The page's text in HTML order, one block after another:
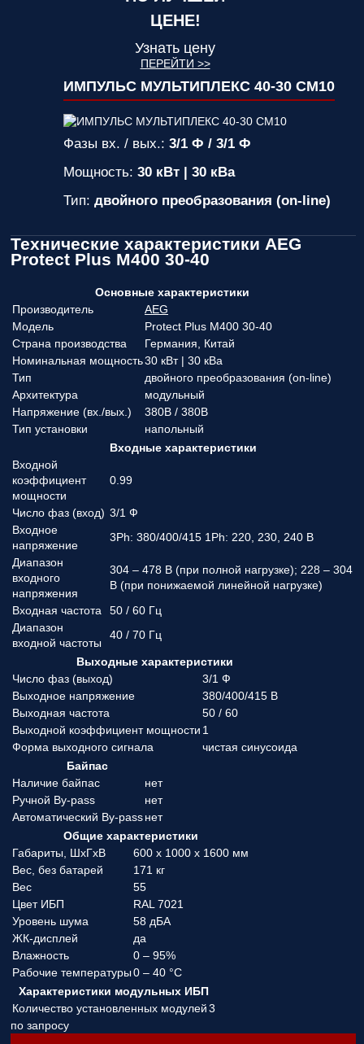
ЦЕНЕ!
Узнать цену
ПЕРЕЙТИ >>
ИМПУЛЬС МУЛЬТИПЛЕКС 40-30 СМ10
Фазы вх. / вых.: 3/1 Ф / 3/1 Ф
Мощность: 30 кВт | 30 кВа
Тип: двойного преобразования (on-line)
Технические характеристики AEG
Protect Plus M400 30-40
Основные характеристики
Производитель
AEG
Модель
Protect Plus M400 30-40
Страна производства
Германия, Китай
Номинальная мощность30 кВт | 30 кВа
Тип
двойного преобразования (on-line)
Архитектура
модульный
Напряжение (вx./вых.)
380В / 380В
Тип установки
напольный
Входные характеристики
Входной
коэффициент
мощности
0.99
Число фаз (вход) 3/1 Ф
Входное
напряжение
3Ph: 380/400/415 1Ph: 220, 230, 240 В
Диапазон
входного
напряжения
304 – 478 В (при полной нагрузке); 228 – 304
В (при понижаемой линейной нагрузке)
Входная частота
50 / 60 Гц
Диапазон
входной частоты
40 / 70 Гц
Выходные характеристики
Число фаз (выход)
3/1 Ф
Выходное напряжение
380/400/415 В
Выходная частота
50 / 60
Выходной коэффициент мощности 1
Форма выходного сигнала
чистая синусоида
Байпас
Наличие байпас
нет
Ручной By-pass
нет
Автоматический By-passнет
Общие характеристики
Габариты, ШхГхВ
600 x 1000 x 1600 мм
Вес, без батарей
171 кг
Вес
55
Цвет ИБП
RAL 7021
Уровень шума
58 дБА
ЖК-дисплей
да
Влажность
0 – 95%
Рабочие температуры0 – 40 °C
Характеристики модульных ИБП
Количество установленных модулей3
по запросу